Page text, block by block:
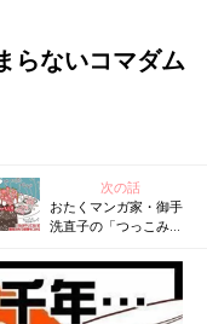
らないコマダム
次の話
おたくマンガ家・御手
洗直子の「つっこみが
記」第三回